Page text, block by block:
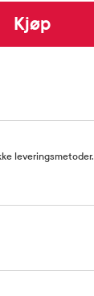
Kjøp
leveringsmetoder.